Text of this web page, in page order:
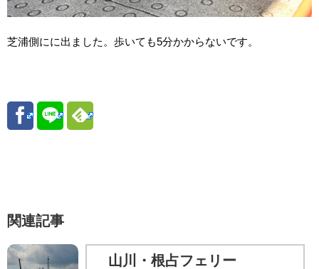
芝浦側にに出ました。歩いても5分かからないです。
関連記事
山川・根占フェリー